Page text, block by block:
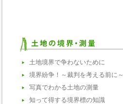
土地境界で争わないために
境界紛争！～裁判を考える前に～
写真でわかる土地の測量
知って得する境界標の知識